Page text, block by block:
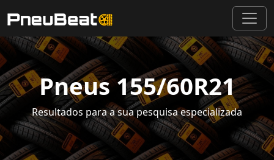
Pneus 155/60R21
Resultados para a sua pesquisa especializada